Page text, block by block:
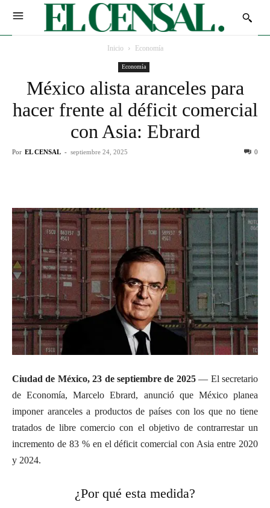
Inicio Economía
Economía
México alista aranceles para
hacer frente al déficit comercial
con Asia: Ebrard
Por EL CENSAL - septiembre 24, 2025 0
Ciudad de México, 23 de septiembre de 2025— El secretario
de Economía, Marcelo Ebrard, anunció que México planea
imponer aranceles a productos de países con los que no tiene
tratados de libre comercio con el objetivo de contrarrestar un
incremento de 83 % en el déficit comercial con Asia entre 2020
y 2024.
¿Por qué esta medida?